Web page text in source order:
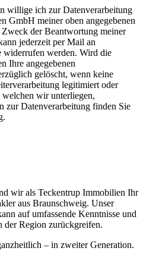
willige ich zur Datenverarbeitung
GmbH meiner oben angegebenen
der Beantwortung meiner
jederzeit per Mail an
werden. Wird die
Ihre angegebenen
gelöscht, wenn keine
legitimiert oder
welchen wir unterliegen,
zur Datenverarbeitung finden Sie
wir als Teckentrup Immobilien Ihr
aus Braunschweig. Unser
auf umfassende Kenntnisse und
der Region zurückgreifen.
– in zweiter Generation.